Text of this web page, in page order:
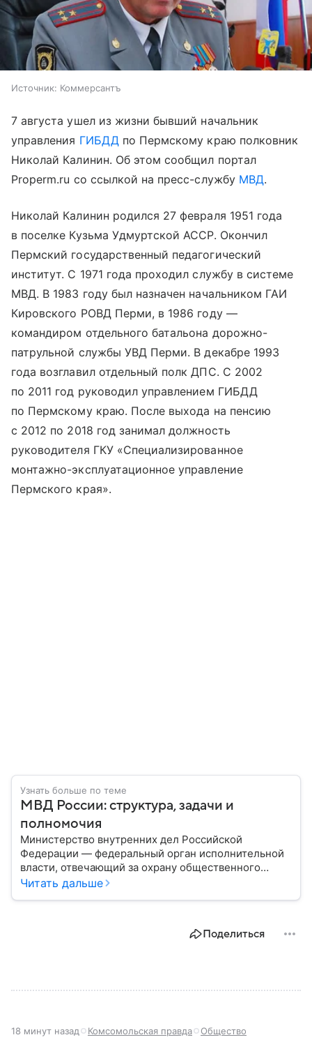
Источник: Коммерсантъ
7 августа ушел из жизни бывший начальник
управления ГИБДД по Пермскому краю полковник
Николай Калинин. Об этом сообщил портал
Properm.ru со ссылкой на пресс-службу МВД.
Николай Калинин родился 27 февраля 1951 года
в поселке Кузьма Удмуртской АССР. Окончил
Пермский государственный педагогический
институт. С 1971 года проходил службу в системе
МВД. В 1983 году был назначен начальником ГАИ
Кировского РОВД Перми, в 1986 году —
командиром отдельного батальона дорожно-
патрульной службы УВД Перми. В декабре 1993
года возглавил отдельный полк ДПС. С 2002
по 2011 год руководил управлением ГИБДД
по Пермскому краю. После выхода на пенсию
с 2012 по 2018 год занимал должность
руководителя ГКУ «Специализированное
монтажно-эксплуатационное управление
Пермского края».
Узнать больше по теме
МВД России: структура, задачи и
полномочия
Министерство внутренних дел Российской
Федерации — федеральный орган исполнительной
власти, отвечающий за охрану общественного
порядка, борьбу с преступностью, обеспечение
России, какие задачи выполняет министерство, как
Читать дальше
Поделиться
18 минут назад Комсомольская правда Общество